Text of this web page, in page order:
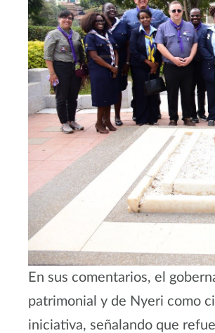
En sus comentarios, el
patrimonial y de Nyeri como
iniciativa, señalando que